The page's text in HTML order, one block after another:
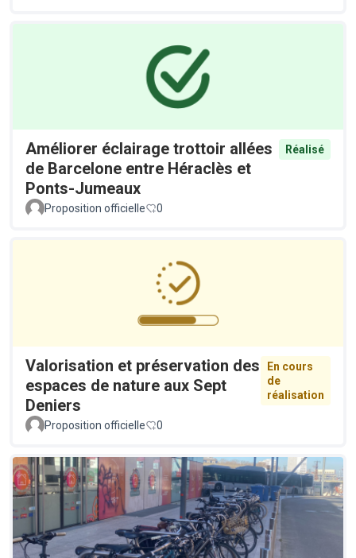
Améliorer éclairage trottoir allées
de Barcelone entre Héraclès et
Ponts-Jumeaux
Réalisé
Proposition officielle 0
Valorisation et préservation des
espaces de nature aux Sept
Deniers
En cours
de
réalisation
Proposition officielle 0